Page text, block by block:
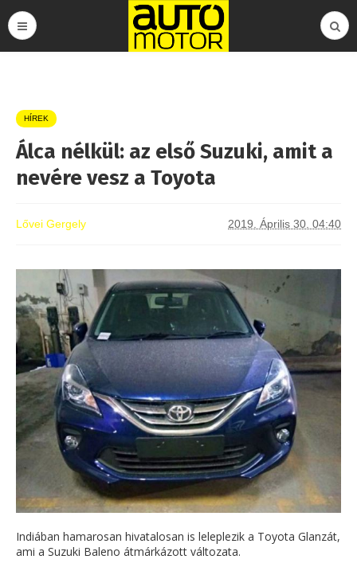
HÍREK
Álca nélkül: az első Suzuki, amit a
nevére vesz a Toyota
Lővei Gergely 2019. Április 30. 04:40
Indiában hamarosan hivatalosan is leleplezik a Toyota Glanzát,
ami a Suzuki Baleno átmárkázott változata.